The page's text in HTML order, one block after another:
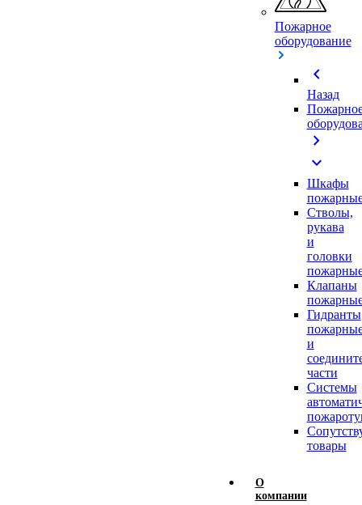
Пожарное
оборудование
chevron_left
Назад
chevron_right
expand_more
Шкафы
Стволы,
рукава
и
головки
Клапаны
Гидранты
и
части
Системы
товары
О
компании